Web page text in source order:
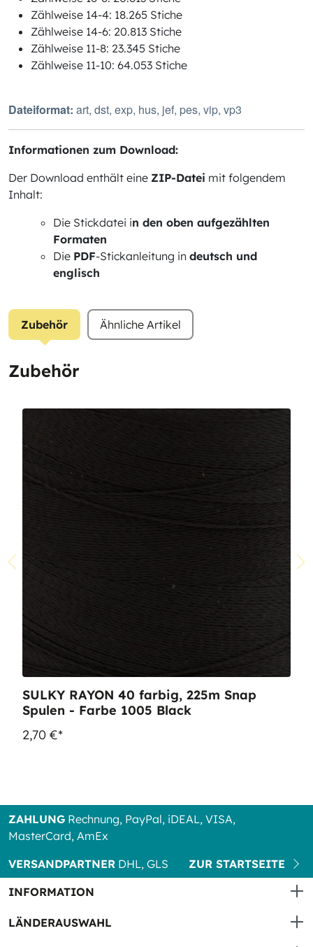
Zählweise 14-4: 18.265 Stiche
Zählweise 14-6: 20.813 Stiche
Zählweise 11-8: 23.345 Stiche
Zählweise 11-10: 64.053 Stiche
Dateiformat: art, dst, exp, hus, jef, pes, vip, vp3
Informationen zum Download:
Der Download enthält eine ZIP-Datei mit folgendem
Inhalt:
Die Stickdatei in den oben aufgezählten
Formaten
Die PDF-Stickanleitung in deutsch und
englisch
Zubehör Ähnliche Artikel
Zubehör
SULKY RAYON 40 farbig, 225m Snap
Spulen - Farbe 1005 Black
2,70 €*
ZAHLUNG Rechnung, PayPal, iDEAL, VISA,
MasterCard, AmEx
VERSANDPARTNER DHL, GLS
ZUR STARTSEITE
INFORMATION
LÄNDERAUSWAHL